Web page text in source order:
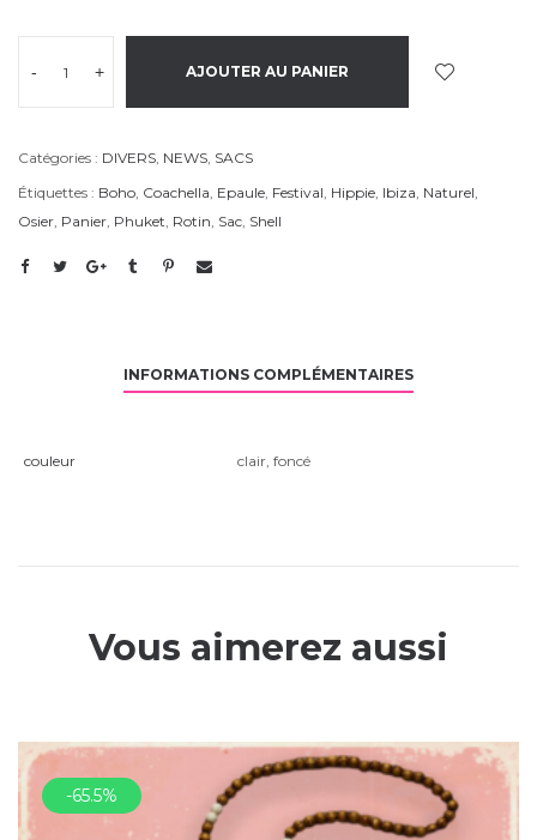
- + AJOUTER AU PANIER
Catégories : DIVERS, NEWS, SACS
Étiquettes : Boho, Coachella, Epaule, Festival, Hippie, Ibiza, Naturel,
Osier, Panier, Phuket, Rotin, Sac, Shell
INFORMATIONS COMPLÉMENTAIRES
couleur clair, foncé
Vous aimerez aussi
-65.5%